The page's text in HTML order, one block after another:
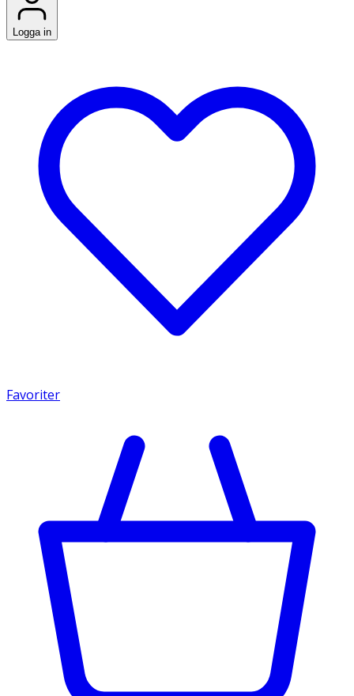
Logga in
Favoriter